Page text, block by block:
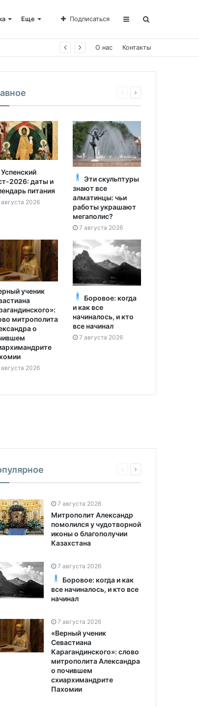
Еще Подписаться
О нас Контакты
Успенский
2026: даты и
питания
августа 2026
Эти скульптуры
знают все
алматинцы: чьи
работы украшают
мегаполис?
7 августа 2026
ученик
митрополита
о
августа 2026
Боровое: когда
и как все
начиналось, и кто
все начинал
7 августа 2026
7 августа 2026
Митрополит Александр
помолился у чудотворной
иконы о благополучии
Казахстана
7 августа 2026
Боровое: когда и как
все начиналось, и кто все
начинал
7 августа 2026
«Верный ученик
Севастиана
Карагандинского»: слово
митрополита Александра
о почившем
схиархимандрите
Пахомии